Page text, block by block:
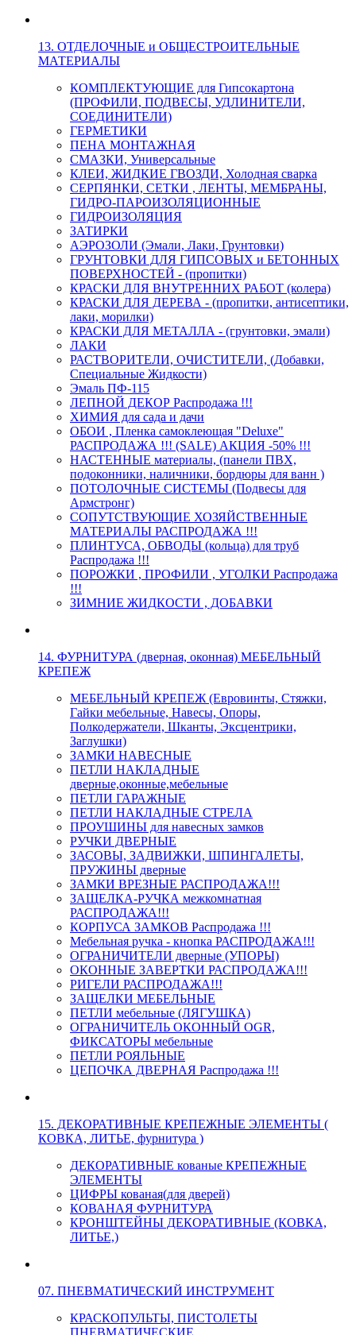
13. ОТДЕЛОЧНЫЕ и ОБЩЕСТРОИТЕЛЬНЫЕ
МАТЕРИАЛЫ
КОМПЛЕКТУЮЩИЕ для Гипсокартона
(ПРОФИЛИ, ПОДВЕСЫ, УДЛИНИТЕЛИ,
СОЕДИНИТЕЛИ)
ГЕРМЕТИКИ
ПЕНА МОНТАЖНАЯ
СМАЗКИ, Универсальные
КЛЕИ, ЖИДКИЕ ГВОЗДИ, Холодная сварка
СЕРПЯНКИ, СЕТКИ , ЛЕНТЫ, МЕМБРАНЫ,
ГИДРО-ПАРОИЗОЛЯЦИОННЫЕ
ГИДРОИЗОЛЯЦИЯ
ЗАТИРКИ
АЭРОЗОЛИ (Эмали, Лаки, Грунтовки)
ГРУНТОВКИ ДЛЯ ГИПСОВЫХ и БЕТОННЫХ
ПОВЕРХНОСТЕЙ - (пропитки)
КРАСКИ ДЛЯ ВНУТРЕННИХ РАБОТ (колера)
КРАСКИ ДЛЯ ДЕРЕВА - (пропитки, антисептики,
лаки, морилки)
КРАСКИ ДЛЯ МЕТАЛЛА - (грунтовки, эмали)
ЛАКИ
РАСТВОРИТЕЛИ, ОЧИСТИТЕЛИ, (Добавки,
Специальные Жидкости)
Эмаль ПФ-115
ЛЕПНОЙ ДЕКОР Распродажа !!!
ХИМИЯ для сада и дачи
ОБОИ , Пленка самоклеющая "Deluxe"
РАСПРОДАЖА !!! (SALE) АКЦИЯ -50% !!!
НАСТЕННЫЕ материалы, (панели ПВХ,
подоконники, наличники, бордюры для ванн )
ПОТОЛОЧНЫЕ СИСТЕМЫ (Подвесы для
Армстронг)
СОПУТСТВУЮЩИЕ ХОЗЯЙСТВЕННЫЕ
МАТЕРИАЛЫ РАСПРОДАЖА !!!
ПЛИНТУСА, ОБВОДЫ (кольца) для труб
Распродажа !!!
ПОРОЖКИ , ПРОФИЛИ , УГОЛКИ Распродажа
!!!
ЗИМНИЕ ЖИДКОСТИ , ДОБАВКИ
14. ФУРНИТУРА (дверная, оконная) МЕБЕЛЬНЫЙ
КРЕПЕЖ
МЕБЕЛЬНЫЙ КРЕПЕЖ (Евровинты, Стяжки,
Гайки мебельные, Навесы, Опоры,
Полкодержатели, Шканты, Эксцентрики,
Заглушки)
ЗАМКИ НАВЕСНЫЕ
ПЕТЛИ НАКЛАДНЫЕ
дверные,оконные,мебельные
ПЕТЛИ ГАРАЖНЫЕ
ПЕТЛИ НАКЛАДНЫЕ СТРЕЛА
ПРОУШИНЫ для навесных замков
РУЧКИ ДВЕРНЫЕ
ЗАСОВЫ, ЗАДВИЖКИ, ШПИНГАЛЕТЫ,
ПРУЖИНЫ дверные
ЗАМКИ ВРЕЗНЫЕ РАСПРОДАЖА!!!
ЗАЩЕЛКА-РУЧКА межкомнатная
РАСПРОДАЖА!!!
КОРПУСА ЗАМКОВ Распродажа !!!
Мебельная ручка - кнопка РАСПРОДАЖА!!!
ОГРАНИЧИТЕЛИ дверные (УПОРЫ)
ОКОННЫЕ ЗАВЕРТКИ РАСПРОДАЖА!!!
РИГЕЛИ РАСПРОДАЖА!!!
ЗАЩЕЛКИ МЕБЕЛЬНЫЕ
ПЕТЛИ мебельные (ЛЯГУШКА)
ОГРАНИЧИТЕЛЬ ОКОННЫЙ OGR,
ФИКСАТОРЫ мебельные
ПЕТЛИ РОЯЛЬНЫЕ
ЦЕПОЧКА ДВЕРНАЯ Распродажа !!!
15. ДЕКОРАТИВНЫЕ КРЕПЕЖНЫЕ ЭЛЕМЕНТЫ (
КОВКА, ЛИТЬЕ, фурнитура )
ДЕКОРАТИВНЫЕ кованые КРЕПЕЖНЫЕ
ЭЛЕМЕНТЫ
ЦИФРЫ кованая(для дверей)
КОВАНАЯ ФУРНИТУРА
КРОНШТЕЙНЫ ДЕКОРАТИВНЫЕ (КОВКА,
ЛИТЬЕ,)
07. ПНЕВМАТИЧЕСКИЙ ИНСТРУМЕНТ
КРАСКОПУЛЬТЫ, ПИСТОЛЕТЫ
ПНЕВМАТИЧЕСКИЕ